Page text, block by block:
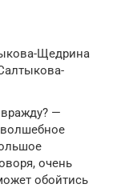
Щедрина
—
очень
обойтись